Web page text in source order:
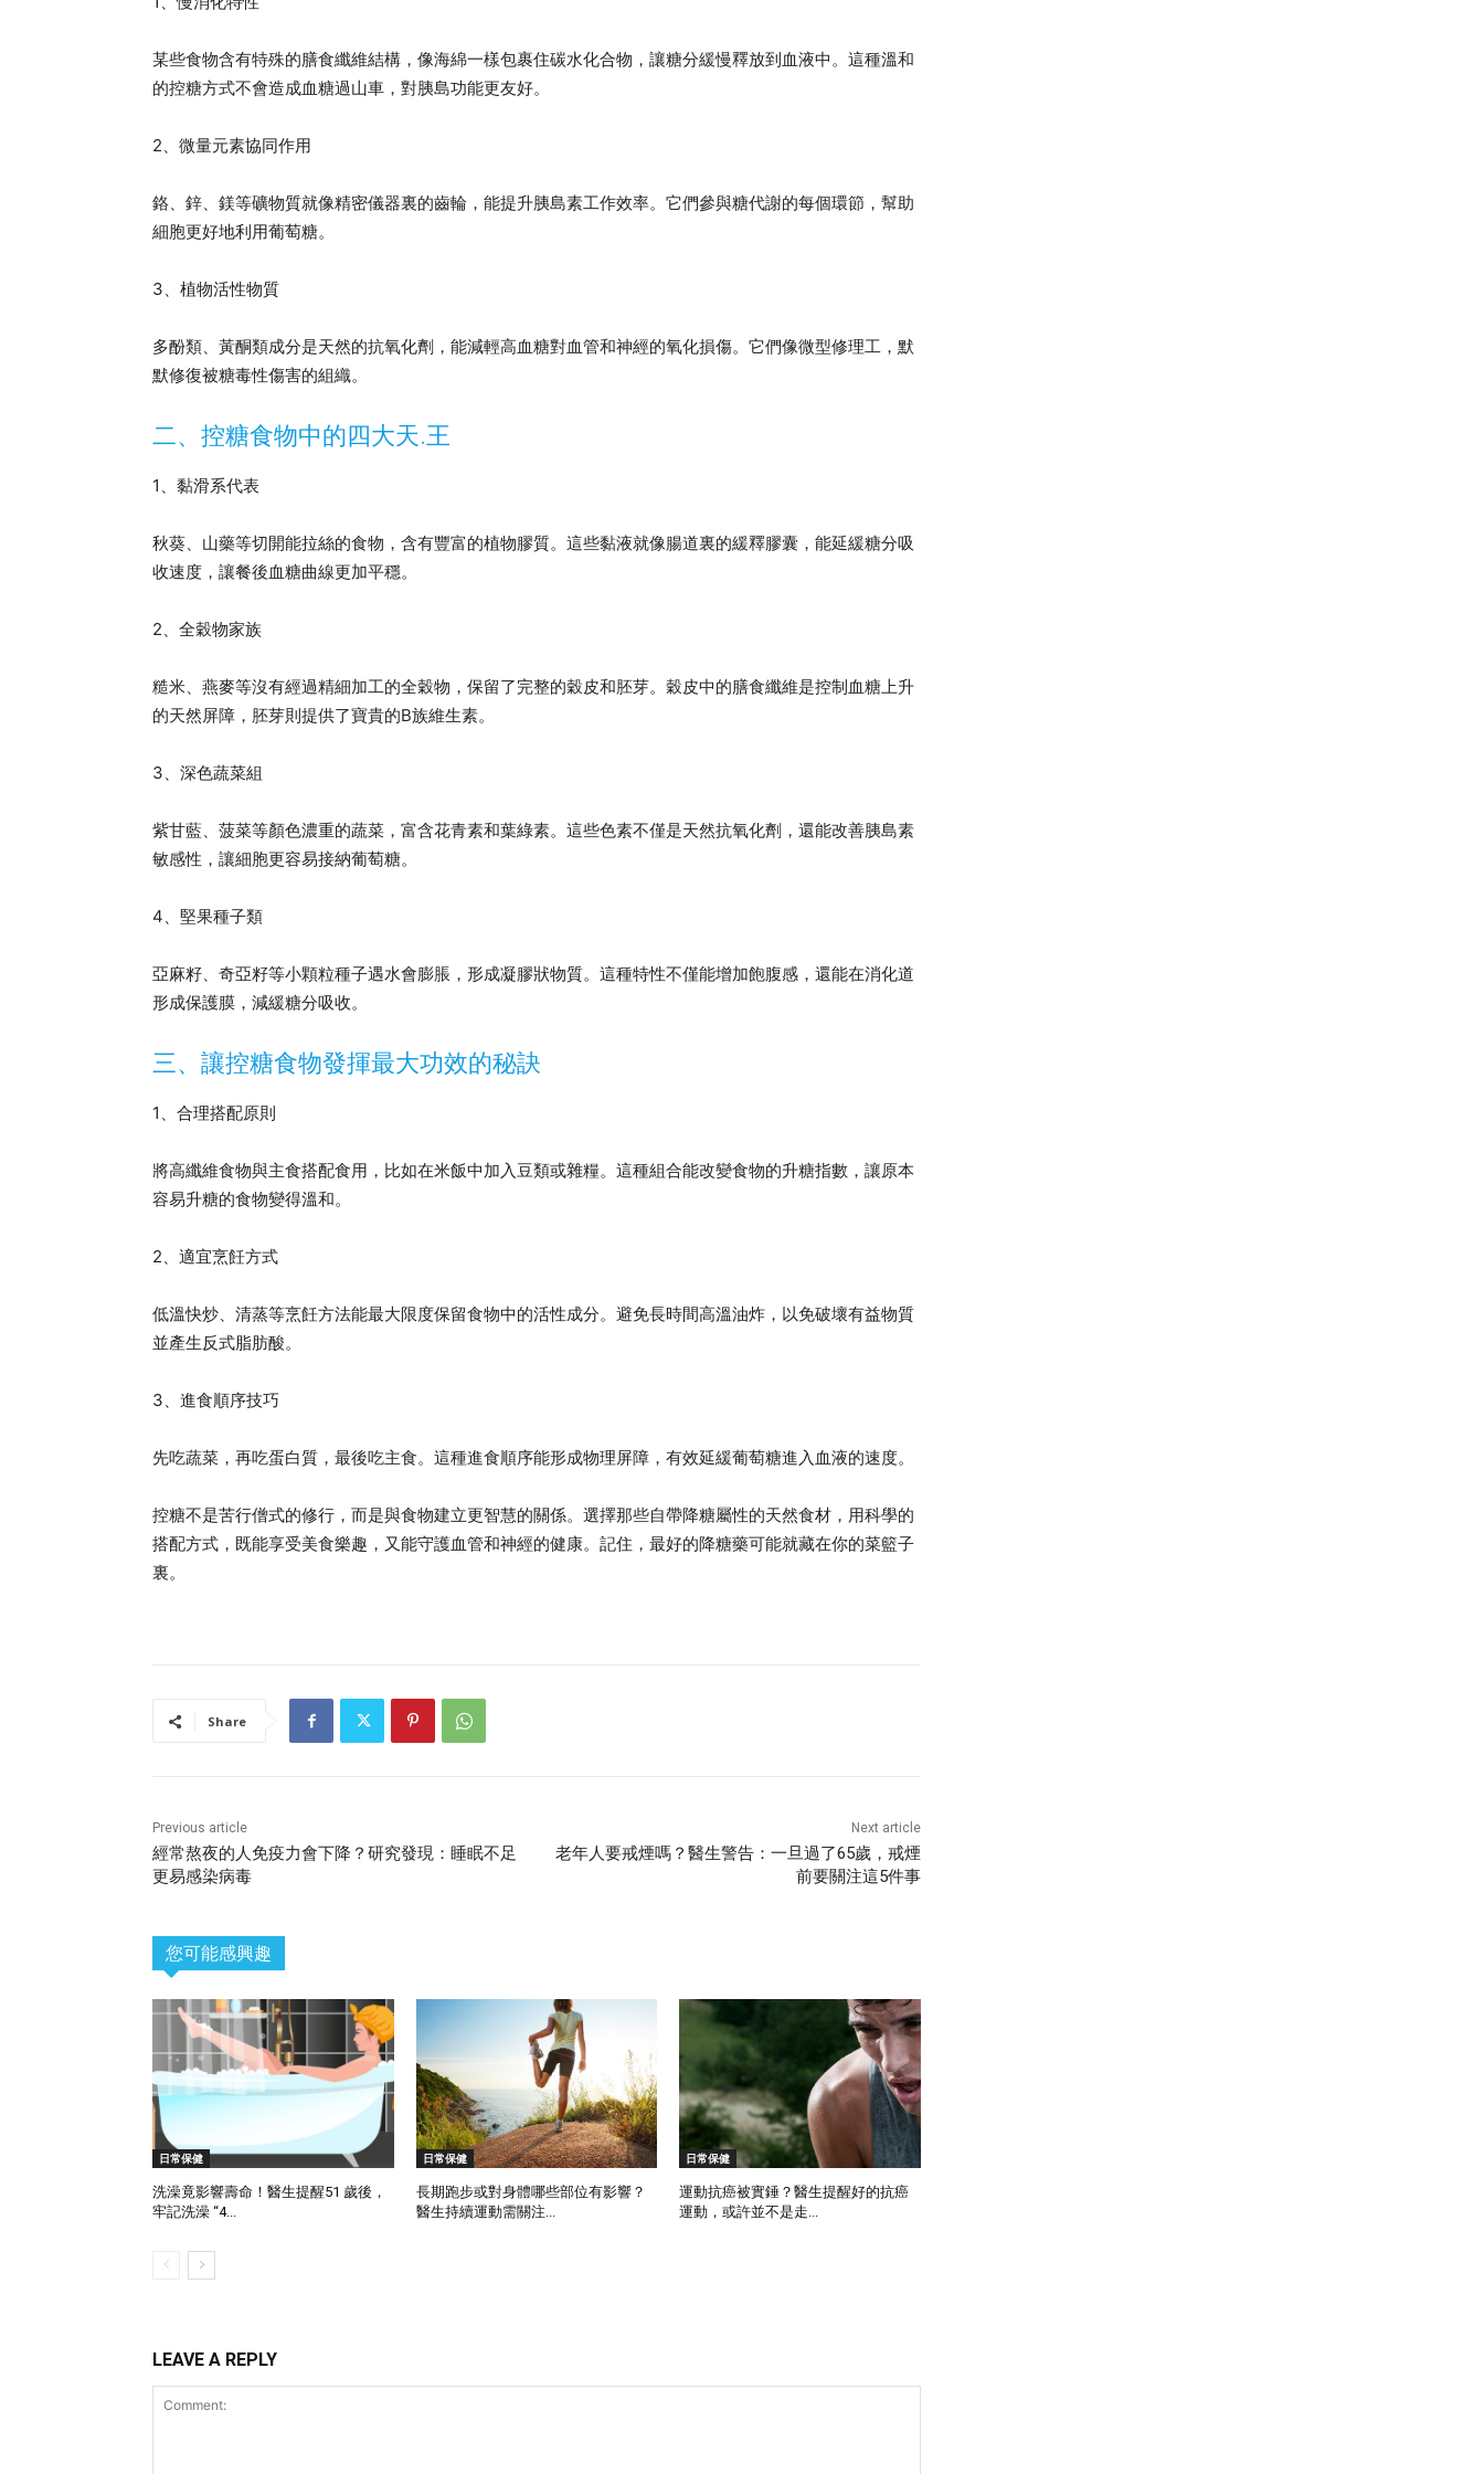
某些食物含有特殊的膳食纖維結構，像海綿一樣包裹住碳水化合物，讓糖分緩慢釋放到血液中。這種溫和
的控糖方式不會造成血糖過山車，對胰島功能更友好。
2、微量元素協同作用
鉻、鋅、鎂等礦物質就像精密儀器裏的齒輪，能提升胰島素工作效率。它們參與糖代謝的每個環節，幫助
細胞更好地利用葡萄糖。
3、植物活性物質
多酚類、黃酮類成分是天然的抗氧化劑，能減輕高血糖對血管和神經的氧化損傷。它們像微型修理工，默
默修復被糖毒性傷害的組織。
二、控糖食物中的四大天.王
1、黏滑系代表
秋葵、山藥等切開能拉絲的食物，含有豐富的植物膠質。這些黏液就像腸道裏的緩釋膠囊，能延緩糖分吸
收速度，讓餐後血糖曲線更加平穩。
2、全穀物家族
糙米、燕麥等沒有經過精細加工的全穀物，保留了完整的穀皮和胚芽。穀皮中的膳食纖維是控制血糖上升
的天然屏障，胚芽則提供了寶貴的B族維生素。
3、深色蔬菜組
紫甘藍、菠菜等顏色濃重的蔬菜，富含花青素和葉綠素。這些色素不僅是天然抗氧化劑，還能改善胰島素
敏感性，讓細胞更容易接納葡萄糖。
4、堅果種子類
亞麻籽、奇亞籽等小顆粒種子遇水會膨脹，形成凝膠狀物質。這種特性不僅能增加飽腹感，還能在消化道
形成保護膜，減緩糖分吸收。
三、讓控糖食物發揮最大功效的秘訣
1、合理搭配原則
將高纖維食物與主食搭配食用，比如在米飯中加入豆類或雜糧。這種組合能改變食物的升糖指數，讓原本
容易升糖的食物變得溫和。
2、適宜烹飪方式
低溫快炒、清蒸等烹飪方法能最大限度保留食物中的活性成分。避免長時間高溫油炸，以免破壞有益物質
並產生反式脂肪酸。
3、進食順序技巧
先吃蔬菜，再吃蛋白質，最後吃主食。這種進食順序能形成物理屏障，有效延緩葡萄糖進入血液的速度。
控糖不是苦行僧式的修行，而是與食物建立更智慧的關係。選擇那些自帶降糖屬性的天然食材，用科學的
搭配方式，既能享受美食樂趣，又能守護血管和神經的健康。記住，最好的降糖藥可能就藏在你的菜籃子
裏。
Share
Previous article
經常熬夜的人免疫力會下降？研究發現：睡眠不足
更易感染病毒
Next article
老年人要戒煙嗎？醫生警告：一旦過了65歲，戒煙
前要關注這5件事
您可能感興趣
日常保健
洗澡竟影響壽命！醫生提醒51 歲後，
牢記洗澡 “4...
日常保健
長期跑步或對身體哪些部位有影響？
醫生持續運動需關注...
日常保健
運動抗癌被實錘？醫生提醒好的抗癌
運動，或許並不是走...
LEAVE A REPLY